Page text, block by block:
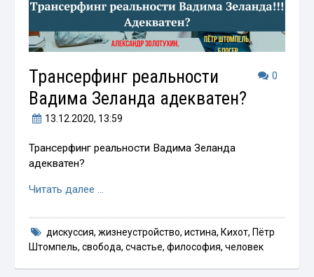
0
Трансерфинг реальности
Вадима Зеланда адекватен?
13.12.2020, 13:59
Трансерфинг реальности Вадима Зеланда
адекватен?
Читать далее …
дискуссия, жизнеустройство, истина, Кихот, Пётр
Штомпель,свобода,счастье,философия,человек